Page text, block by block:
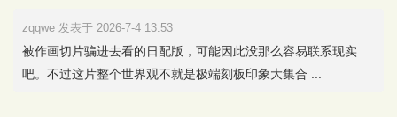
zqqwe 发表于 2026-7-4 13:53
被作画切片骗进去看的日配版，可能因此没那么容易联系现实
吧。不过这片整个世界观不就是极端刻板印象大集合 ...